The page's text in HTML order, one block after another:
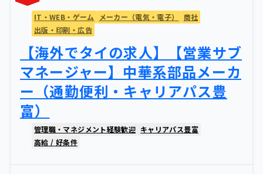
IT・WEB・ゲーム メーカー（電気・電子）
商社
出版・印刷・広告
【海外でタイの求人】【営業サブ
マネージャー】中華系部品メーカ
ー（通勤便利・キャリアパス豊
富）
管理職・マネジメント経験歓迎 キャリアパス豊富
高給 / 好条件